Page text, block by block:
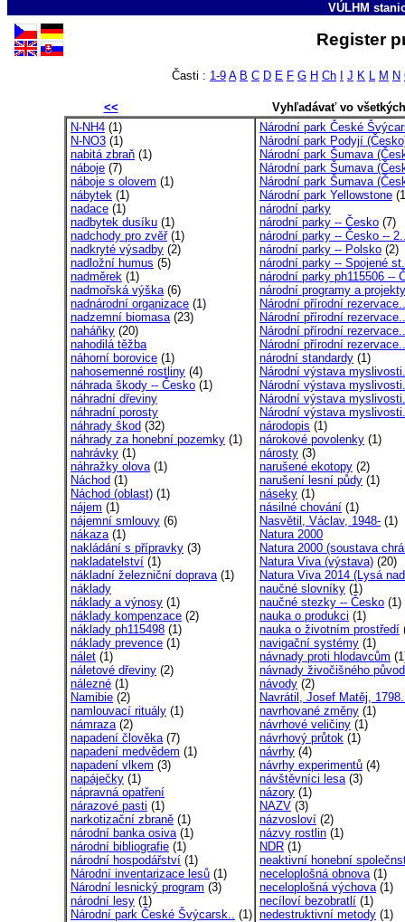
VÚLHM
Register
Časti : 1-9 A B C D E F G H Ch J K L M N
<<
Vyhľadávať vo
N-NH4 (1)
N-NO3 (1)
nabitá zbraň (1)
náboje (7)
náboje s olovem (1)
nábytek (1)
nadace (1)
nadbytek dusíku (1)
nadchody pro zvěř(1)
nadkryté výsadby (2)
nadložní humus (5)
nadměrek (1)
nadmořská výška(6)
nadnárodní organizace (1)
nadzemní biomasa(23)
naháňky (20)
nahodilá těžba
náhorní borovice (1)
nahosemenné rostliny (4)
náhrada škody -- Česko (1)
náhradní dřeviny
náhradní porosty
náhrady škod (32)
náhrady za honební pozemky (1)
nahrávky (1)
náhražky olova(1)
Náchod (1)
Náchod (oblast) (1)
nájem (1)
nájemní smlouvy (6)
nákaza(1)
nakládání s přípravky (3)
nakladatelství (1)
nákladní železniční doprava(1)
náklady
náklady a výnosy (1)
náklady kompenzace (2)
náklady ph115498 (1)
náklady prevence (1)
nálet (1)
náletové dřeviny (2)
nálezné (1)
Namibie (2)
namlouvací rituály (1)
námraza(2)
napadení člověka(7)
napadení medvědem (1)
napadení vlkem (3)
napáječky (1)
nápravná opatření
nárazové pasti (1)
narkotizační zbraně (1)
národní banka osiva(1)
národní bibliografie (1)
národní hospodářství (1)
Národní inventarizace lesů (1)
Národní lesnický program (3)
národní lesy (1)
Národní park České Švýcarsk.. (1)
Národní park České
Národní park Podyjí
Národní park Šumava
Národní park Šumava
Národní park Šumava
Národní park Yellowstone
národní parky
národní parky -- Česko (7)
národní parky -- Česko --
národní parky -- Polsko (2)
národní parky -- Spojené
národní parky ph115506 --
národní programy a
Národní přírodní rezervace..
Národní přírodní rezervace..
Národní přírodní rezervace..
Národní přírodní rezervace..
národní standardy (1)
Národní výstava
Národní výstava
Národní výstava
Národní výstava
národopis (1)
nárokové povolenky (1)
nárosty (3)
narušené ekotopy (2)
narušení lesní půdy (1)
náseky (1)
násilné chování (1)
Nasvětil, Václav, 1948- (1)
Natura 2000
Natura 2000 (soustava
Natura Viva (výstava) (20)
Natura Viva 2014 (Lysá
naučné slovníky (1)
naučné stezky -- Česko (1)
nauka o produkci (1)
nauka o životním prostředí
navigační systémy (1)
návnady proti hlodavcům
návnady živočišného
návody (2)
Navrátil, Josef Matěj,
navrhované změny (1)
návrhové veličiny (1)
návrhový průtok (1)
návrhy (4)
návrhy experimentů (4)
návštěvníci lesa(3)
názory (1)
NAZV (3)
názvosloví (2)
názvy rostlin (1)
NDR (1)
neaktivní honební
neceloplošná obnova(1)
neceloplošná výchova(1)
necíloví bezobratlí (1)
nedestruktivní metody (1)